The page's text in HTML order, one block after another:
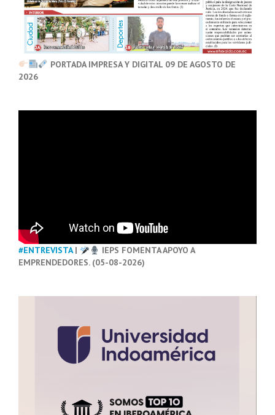
PORTADA IMPRESA Y DIGITAL 09 DE AGOSTO DE
2026
#ENTREVISTA|
IEPS FOMENTA APOYO A
EMPRENDEDORES. (05-08-2026)